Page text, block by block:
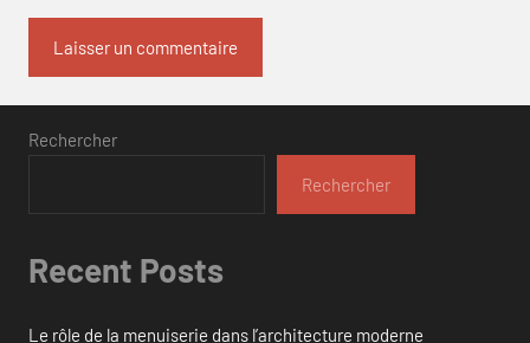
Rechercher
Rechercher
Recent Posts
Le rôle de la menuiserie dans l’architecture moderne